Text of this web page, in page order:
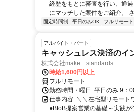
経歴をもとに審査を行い、通
にマッチした案件をご紹介。
固定時間制 平日のみOK フルリモート
アルバイト・パート
キャッシュレス決済のイ
株式会社make standards
時給1,600円以上
フルリモート
勤務時間・曜日: 平日のみ 9：
仕事内容: ＼＼在宅型リモ
●BtoB提案営業の基礎～実践